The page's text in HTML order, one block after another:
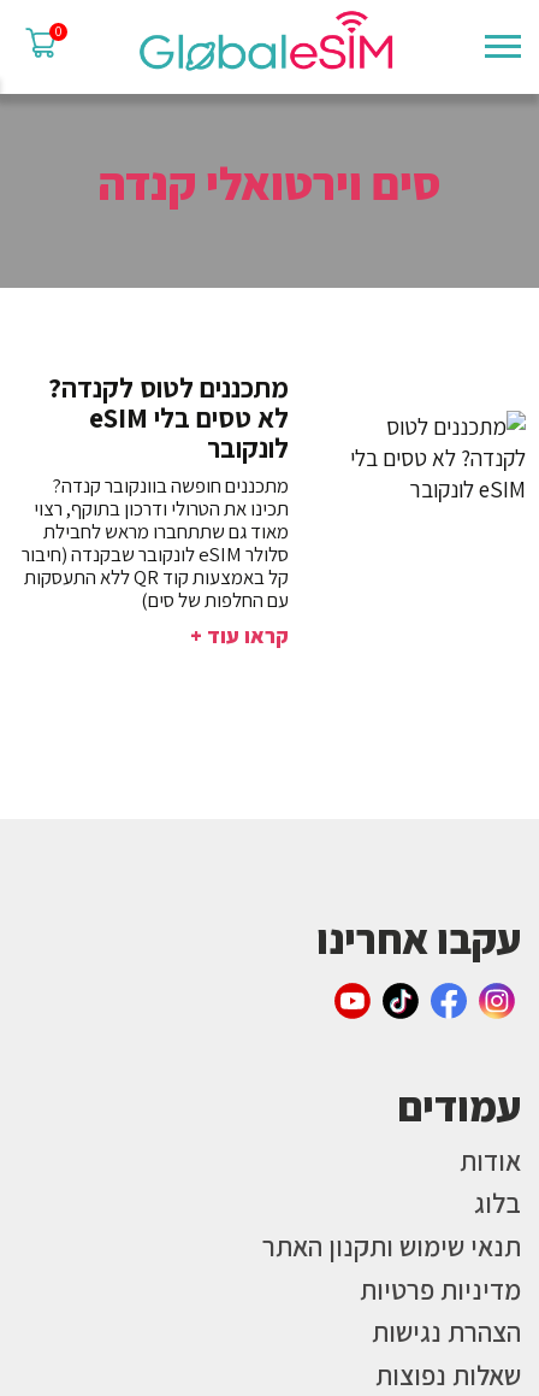
0
סים וירטואלי קנדה
מתכננים לטוס לקנדה?
לא טסים בלי eSIM
לונקובר
מתכננים חופשה בוונקובר קנדה?
תכינו את הטרולי ודרכון בתוקף, רצוי
מאוד גם שתתחברו מראש לחבילת
סלולר eSIM לונקובר שבקנדה (חיבור
קל באמצעות קוד QR ללא התעסקות
עם החלפות של סים)
קראו עוד +
עקבו אחרינו
עמודים
אודות
בלוג
תנאי שימוש ותקנון האתר
מדיניות פרטיות
הצהרת נגישות
שאלות נפוצות